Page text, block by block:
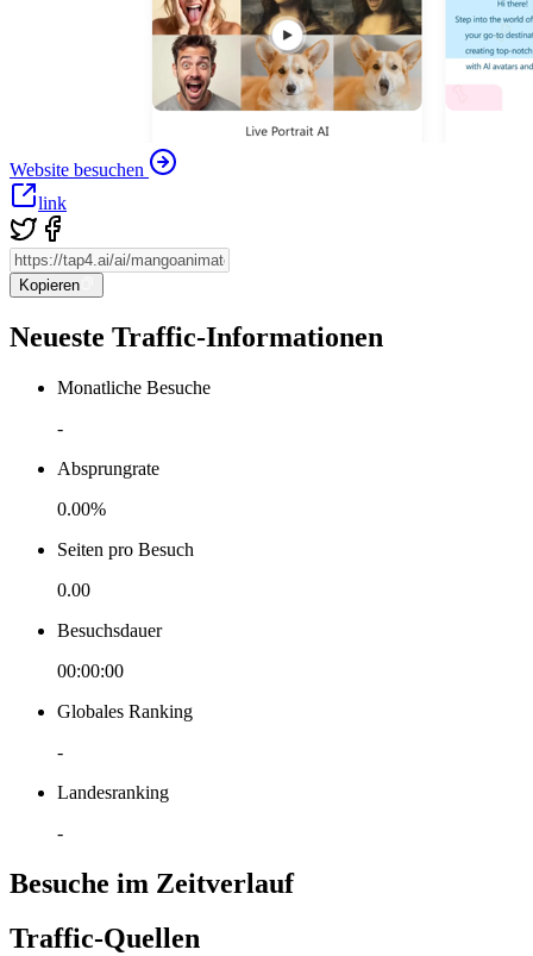
Website besuchen
link
Kopieren
Neueste Traffic-Informationen
Monatliche Besuche
-
Absprungrate
0.00%
Seiten pro Besuch
0.00
Besuchsdauer
00:00:00
Globales Ranking
-
Landesranking
-
Besuche im Zeitverlauf
Traffic-Quellen